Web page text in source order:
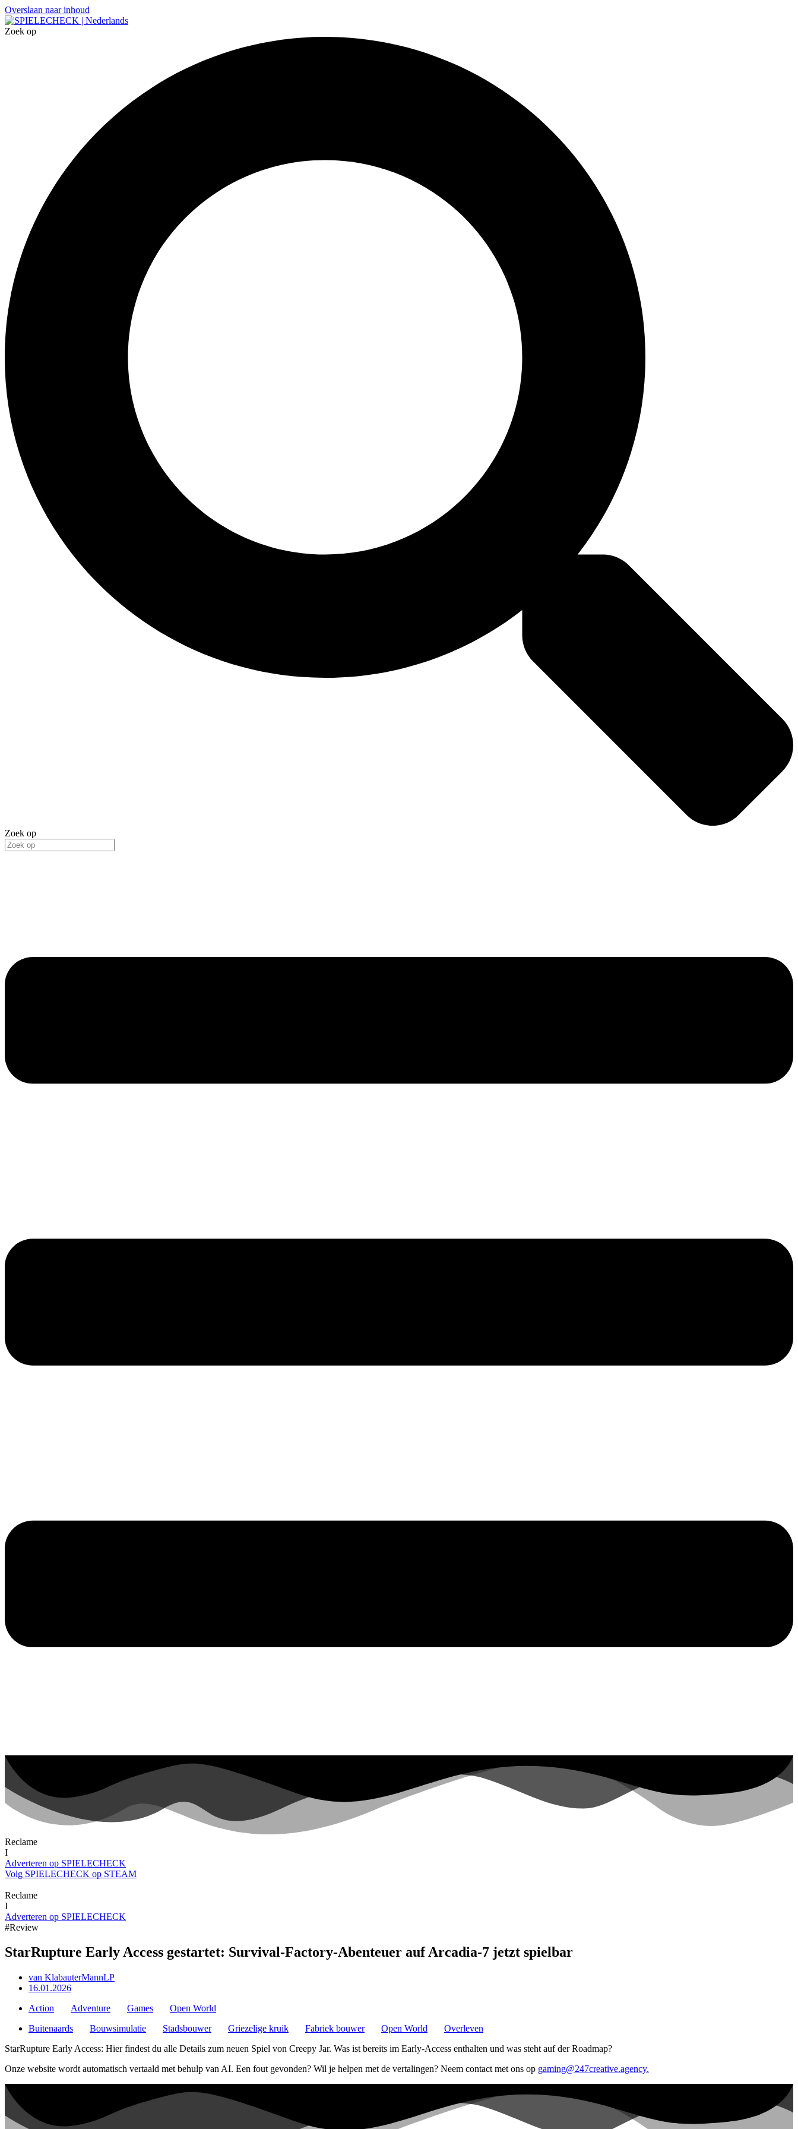
Overslaan naar inhoud
Zoek op
Zoek op
Reclame
I
Adverteren op SPIELECHECK
Volg SPIELECHECK op STEAM
Reclame
I
Adverteren op SPIELECHECK
#Review
StarRupture Early Access gestartet: Survival-Factory-Abenteuer auf Arcadia-7 jetzt spielbar
van KlabauterMannLP
16.01.2026
Action
Adventure Games
Open World
Buitenaards
Bouwsimulatie Stadsbouwer Griezelige kruik Fabriek bouwer Open World
Overleven
StarRupture Early Access: Hier findest du alle Details zum neuen Spiel von Creepy Jar. Was ist bereits im Early-Access enthalten und was steht auf der Roadmap?
Onze website wordt automatisch vertaald met behulp van AI. Een fout gevonden? Wil je helpen met de vertalingen? Neem contact met ons op gaming@247creative.agency.